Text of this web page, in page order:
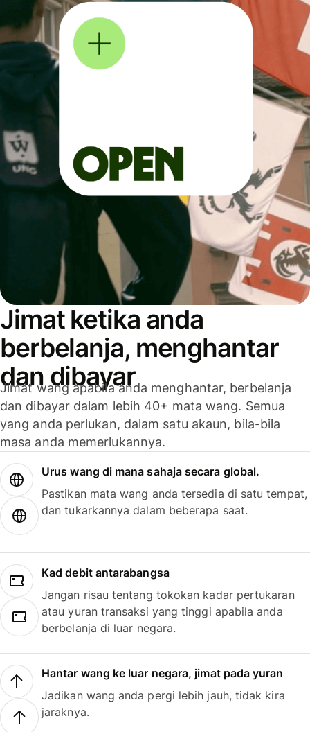
Jimat ketika anda
berbelanja, menghantar
dan dibayar
Jimat wang apabila anda menghantar, berbelanja
dan dibayar dalam lebih 40+ mata wang. Semua
yang anda perlukan, dalam satu akaun, bila-bila
masa anda memerlukannya.
Urus wang di mana sahaja secara global.
Pastikan mata wang anda tersedia di satu tempat,
dan tukarkannya dalam beberapa saat.
Kad debit antarabangsa
Jangan risau tentang tokokan kadar pertukaran
atau yuran transaksi yang tinggi apabila anda
berbelanja di luar negara.
Hantar wang ke luar negara, jimat pada yuran
Jadikan wang anda pergi lebih jauh, tidak kira
jaraknya.